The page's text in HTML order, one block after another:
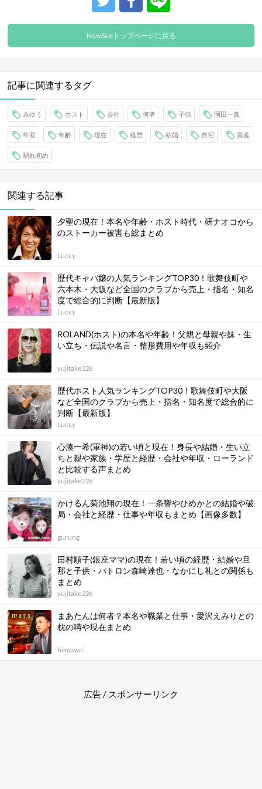
NewSeeトップページに戻る
記事に関連するタグ
みゆう ホスト 会社 何者 子供 岡田一真
年収 年齢 現在 経歴 結婚 自宅 資産
馴れ初め
関連する記事
夕聖の現在！本名や年齢・ホスト時代・研ナオコから
のストーカー被害も総まとめ
Luccy
歴代キャバ嬢の人気ランキングTOP30！歌舞伎町や
六本木・大阪など全国のクラブから売上・指名・知名
度で総合的に判断【最新版】
Luccy
ROLAND(ホスト)の本名や年齢！父親と母親や妹・生
い立ち・伝説や名言・整形費用や年収も紹介
yujitake226
歴代ホスト人気ランキングTOP30！歌舞伎町や大阪
など全国のクラブから売上・指名・知名度で総合的に
判断【最新版】
Luccy
心湊一希(軍神)の若い頃と現在！身長や結婚・生い立
ちと親や家族・学歴と経歴・会社や年収・ローランド
と比較する声まとめ
yujitake226
かけるん菊池翔の現在！一条響やひめかとの結婚や破
局・会社と経歴・仕事や年収もまとめ【画像多数】
gurung
田村順子(銀座ママ)の現在！若い頃の経歴・結婚や旦
那と子供・パトロン森崎達也・なかにし礼との関係も
まとめ
yujitake226
まあたんは何者？本名や職業と仕事・愛沢えみりとの
枕の噂や現在まとめ
himawari
広告 / スポンサーリンク